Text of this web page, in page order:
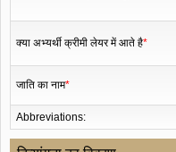
क्या अभ्यर्थी क्रीमी लेयर में आते है*
जाति का नाम*
Abbreviations: